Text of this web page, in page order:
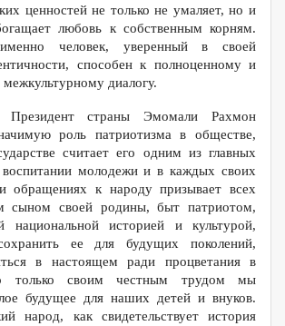
ценностей не только не умаляет, но и
любовь к собственным корням.
человек, уверенный в своей
способен к полноценному и
диалогу.
Президент страны Эмомали Рахмон
роль патриотизма в обществе,
считает его одним из главных
воспитании молодежи и в каждых своих
обращениях к народу призывает всех
сыном своей родины, быт патриотом,
национальной историей и культурой,
ее для будущих поколений,
в настоящем ради процветания в
только своим честным трудом мы
будущее для наших детей и внуков.
народ, как свидетельствует история